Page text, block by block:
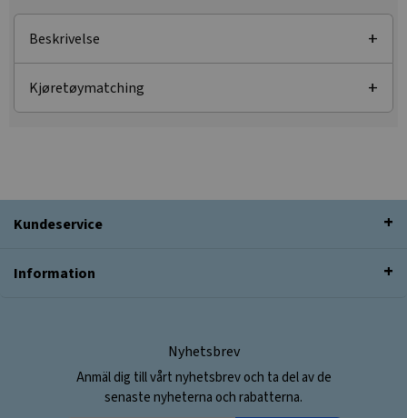
Beskrivelse
Kjøretøymatching
Kundeservice
Information
Nyhetsbrev
Anmäl dig till vårt nyhetsbrev och ta del av de
senaste nyheterna och rabatterna.